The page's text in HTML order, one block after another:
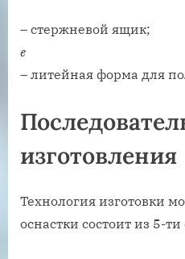
– стержневой ящик;
е
– литейная форма для
изготовления
Технология изготовки
оснастки состоит из 5-